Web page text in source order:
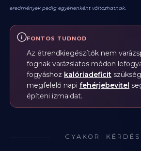
eredmények pedig egyénenként változhatnak.
FONTOS TUDNOD
Az étrendkiegészítők nem
fognak varázslatos módon
fogyáshoz kalóriadeficit
megfelelő napi fehérjebevitel
építeni izmaidat.
GYAKORI